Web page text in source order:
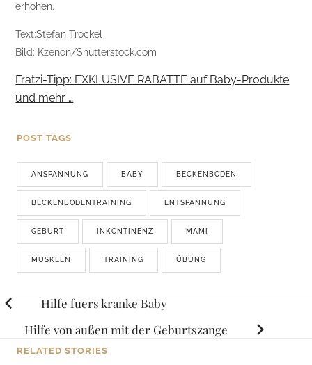
erhöhen.
Text:Stefan Trockel
Bild: Kzenon/Shutterstock.com
Fratzi-Tipp: EXKLUSIVE RABATTE auf Baby-Produkte
und mehr …
POST TAGS
ANSPANNUNG BABY BECKENBODEN
BECKENBODENTRAINING ENTSPANNUNG
GEBURT INKONTINENZ MAMI
MUSKELN TRAINING ÜBUNG
Posts
navigation
Hilfe fuers kranke Baby
Hilfe von außen mit der Geburtszange
RELATED STORIES